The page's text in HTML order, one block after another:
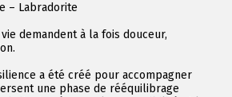
– Labradorite
demandent à la fois douceur,
a été créé pour accompagner
une phase de rééquilibrage